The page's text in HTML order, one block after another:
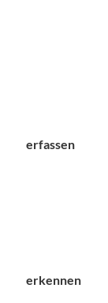
erfassen
erkennen